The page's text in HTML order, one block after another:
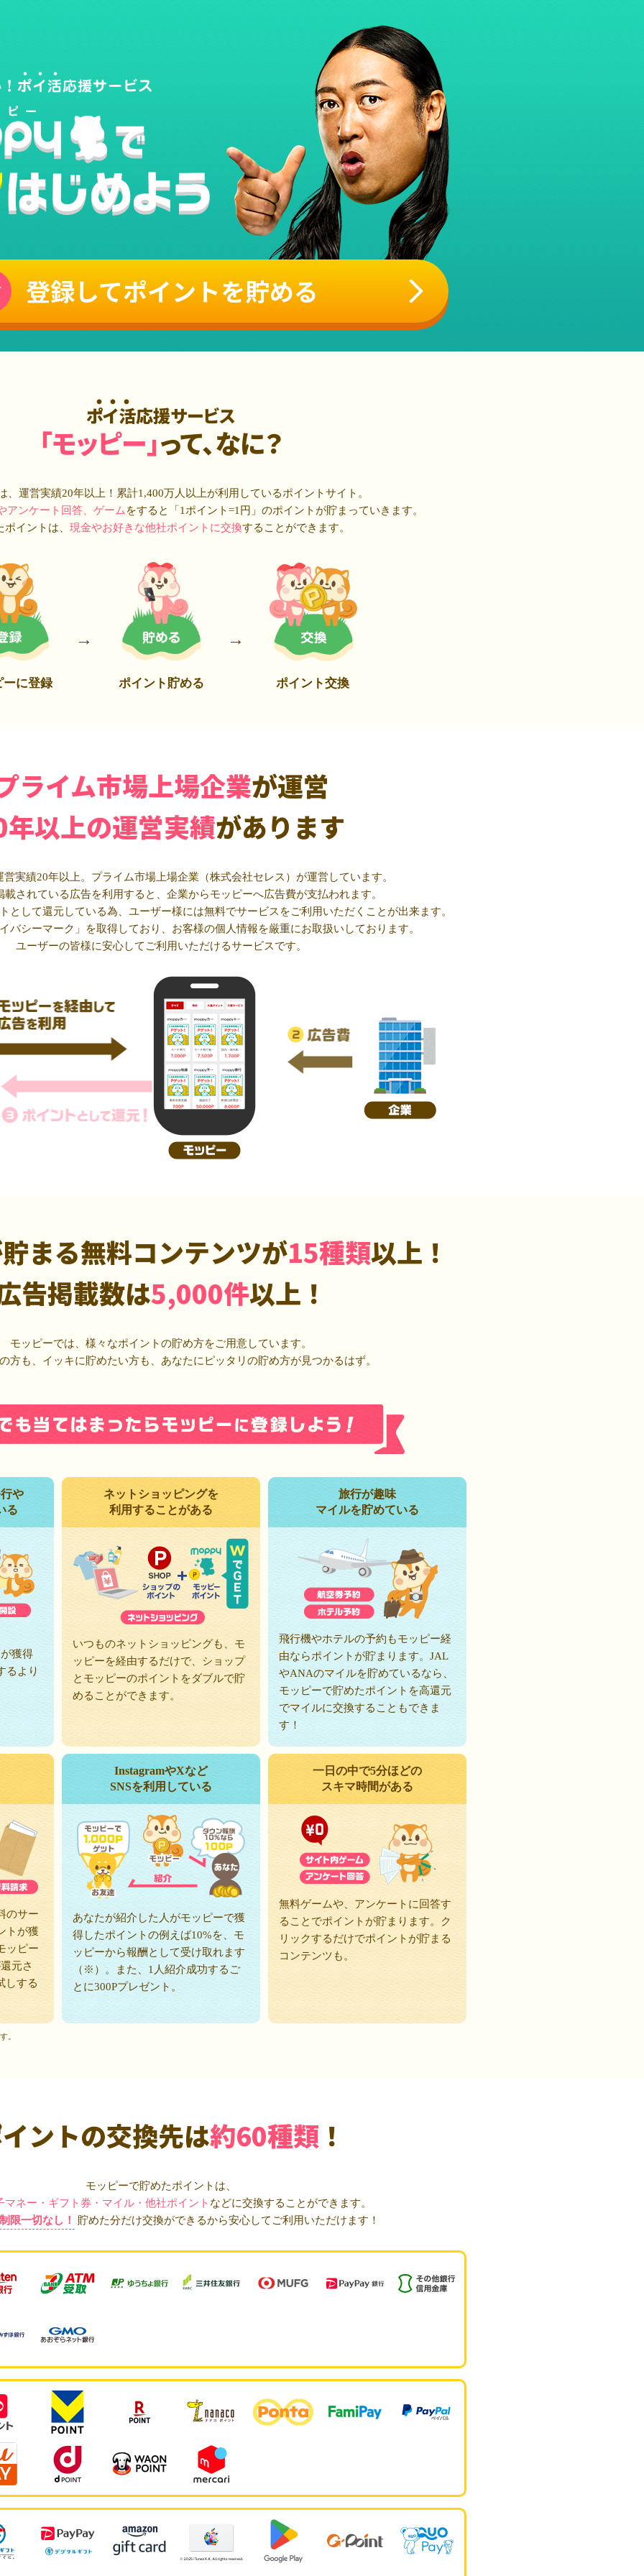
登録してポイントを貯める
ポイ活応援サービス
「モッピー」って、なに？
、運営実績20年以上！累計1,400万人 以上が利用しているポイントサイト。
アンケート回答、ゲーム をすると「1ポイント=1円」のポイントが貯まっていきます。
ポイントは、 現金やお好きな他社ポイントに交換することができます。
ーに登録 ポイント貯める ポイント交換
ライム市場上場企業が運営
以上の運営実績があります
実績20年以上。プライム市場上場企業（株式会社セレス）が運営しています。
載されている広告を利用すると、企業からモッピーへ広告費が支払われます。
として還元している為、ユーザー様には無料でサービスをご利用いただくことが出来ます。
バシーマーク」を取得しており、お客様の個人情報を厳重にお取扱いしております。
ユーザーの皆様に安心してご利用いただけるサービスです。
まる無料コンテンツが15種類以上！
告掲載数は5,000件以上！
モッピーでは、様々なポイントの貯め方をご用意しています。
方も、イッキに貯めたい方も、あなたにピッタリの貯め方が見つかるはず。
や
る
獲得
るより
ネットショッピングを
利用することがある
いつものネットショッピングも、モ
ッピーを経由するだけで、ショップ
とモッピーのポイントをダブルで貯
めることができます。
旅行が趣味
マイルを貯めている
飛行機やホテルの予約もモッピー経
由ならポイントが貯まります。JAL
やANAのマイルを貯めているなら、
モッピーで貯めたポイントを高還元
でマイルに交換することもできま
す！
のサー
トが獲
ッピー
元さ
しする
InstagramやXなど
SNSを利用している
あなたが紹介した人がモッピーで獲
得したポイントの例えば10%を、モ
ッピーから報酬として受け取れます
（※）。また、1人紹介成功するご
とに300Pプレゼント。
一日の中で5分ほどの
スキマ時間がある
無料ゲームや、アンケートに回答す
ることでポイントが貯まります。ク
リックするだけでポイントが貯まる
コンテンツも。
。
ントの交換先は約60種類 ！
モッピーで貯めたポイントは、
マネー・ギフト券・マイル・他社ポイント などに交換することができます。
限一切なし！
貯めた分だけ交換ができるから安心してご利用いただけます！